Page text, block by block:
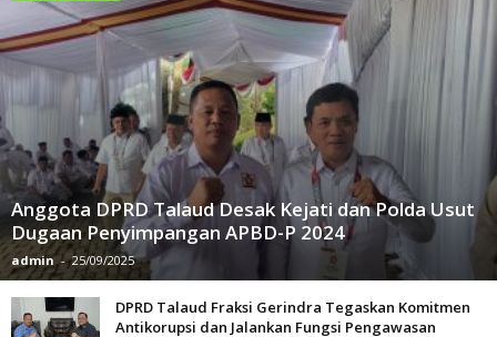
Anggota DPRD Talaud Desak Kejati dan Polda Usut
Dugaan Penyimpangan APBD-P 2024
admin - 25/09/2025
DPRD Talaud Fraksi Gerindra Tegaskan Komitmen
Antikorupsi dan Jalankan Fungsi Pengawasan